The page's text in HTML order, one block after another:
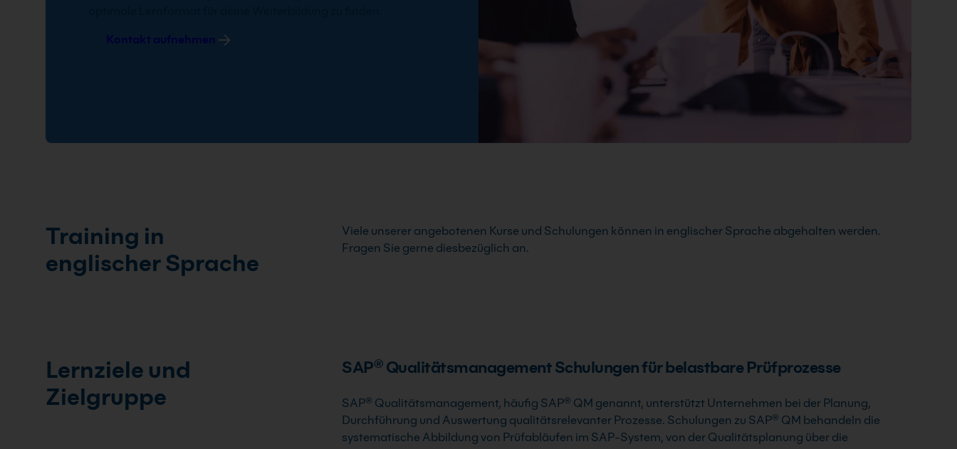
Training in
englischer Sprache
Viele unserer angebotenen Kurse und Schulungen können in englischer Sprache abgehalten werden.
Fragen Sie gerne diesbezüglich an.
Lernziele und
Zielgruppe
SAP® Qualitätsmanagement Schulungen für belastbare Prüfprozesse
SAP® Qualitätsmanagement, häufig SAP® QM genannt, unterstützt Unternehmen bei der Planung,
Durchführung und Auswertung qualitätsrelevanter Prozesse. Schulungen zu SAP® QM behandeln die
systematische Abbildung von Prüfabläufen im SAP-System, von der Qualitätsplanung über die